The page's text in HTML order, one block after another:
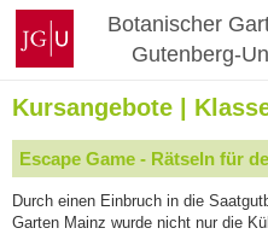
Zum
Inhalt
springen
Johannes
Gutenberg-
Universität
Mainz
Botanischer
Gutenberg-
Kursangebote |
Escape Game - Rätseln für
Durch einen Einbruch in die
Garten Mainz wurde nicht nur die